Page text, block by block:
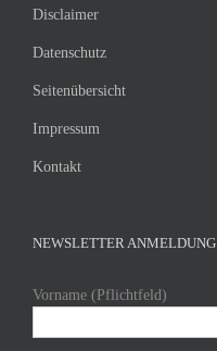
Disclaimer
Datenschutz
Seitenübersicht
Impressum
Kontakt
NEWSLETTER ANMELDUNG
Vorname (Pflichtfeld)